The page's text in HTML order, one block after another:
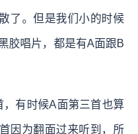
了。但是我们小的时候
胶唱片，都是有A面跟B
有时候A面第三首也算
因为翻面过来听到，所